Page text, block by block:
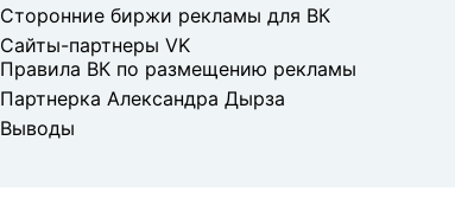
Сторонние биржи рекламы для ВК
Сайты-партнеры VK
Правила ВК по размещению рекламы
Партнерка Александра Дырза
Выводы